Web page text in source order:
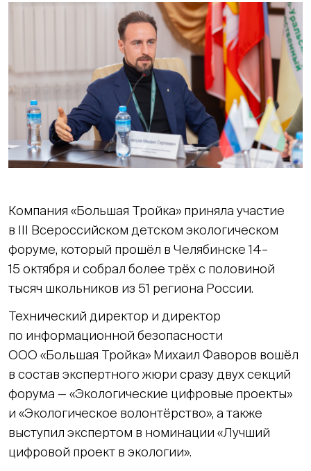
Компания «Большая Тройка» приняла участие
в III Всероссийском детском экологическом
форуме, который прошёл в Челябинске 14–
15 октября и собрал более трёх с половиной
тысяч школьников из 51 региона России.
Технический директор и директор
по информационной безопасности
ООО «Большая Тройка» Михаил Фаворов вошёл
в состав экспертного жюри сразу двух секций
форума — «Экологические цифровые проекты»
и «Экологическое волонтёрство», а также
выступил экспертом в номинации «Лучший
цифровой проект в экологии».